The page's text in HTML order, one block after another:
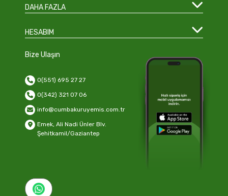
DAHA FAZLA
HESABIM
Bize Ulaşın
0(551) 695 27 27
0(342) 321 07 06
info@cumbakuruyemis.com.tr
Emek, Ali Nadi Ünler Blv.
Şehitkamil/Gaziantep